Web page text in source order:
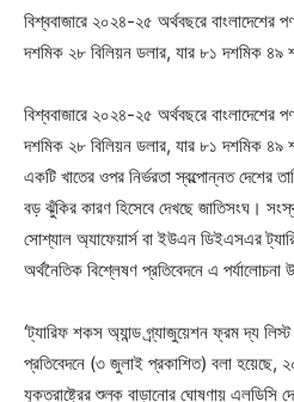
বিশ্ববাজারে ২০২৪-২৫ অর্থবছরে
দশমিক ২৮ বিলিয়ন ডলার, যার ৮১ দশমিক ৪৯
বিশ্ববাজারে ২০২৪-২৫ অর্থবছরে
দশমিক ২৮ বিলিয়ন ডলার, যার ৮১ দশমিক ৪৯
একটি খাতের ওপর নির্ভরতা স্বল্পোন্নত দেশের
বড় ঝুঁকির কারণ হিসেবে দেখছে জাতিসংঘ।
সোশ্যাল অ্যাফেয়ার্স বা ইউএন ডিইএসএর
অর্থনৈতিক বিশ্লেষণ প্রতিবেদনে এ পর্যালোচনা
‘ট্যারিফ শকস অ্যান্ড গ্র্যাজুয়েশন ফ্রম দ্য লিস্ট
প্রতিবেদনে (৩ জুলাই প্রকাশিত) বলা হয়েছে,
যুক্তরাষ্ট্রের শুল্ক বাড়ানোর ঘোষণায় এলডিসি